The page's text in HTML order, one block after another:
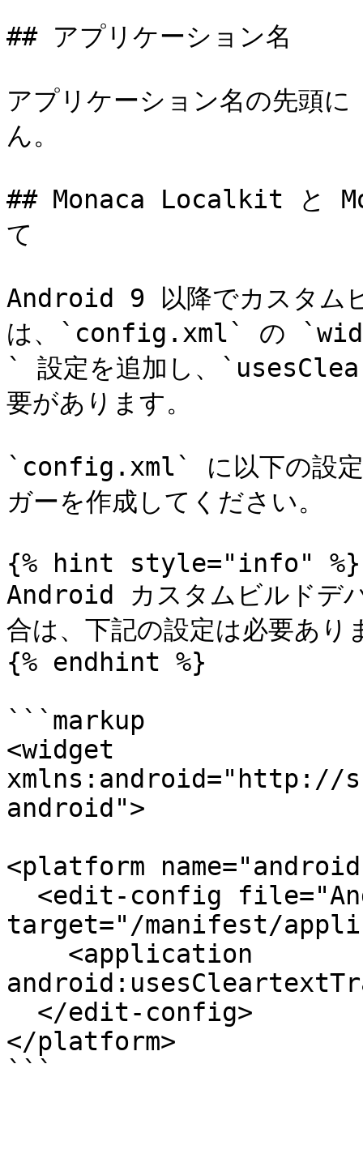
## アプリケーション名
アプリケーション名の先頭
ん。
## Monaca Localkit と
て
Android 9 以降でカスタム
は、`config.xml` の
` 設定を追加し、
要があります。
`config.xml` に以下の設定
ガーを作成してください。
{% hint style="info" %}
Android カスタムビルドデ
合は、下記の設定は必要あり
{% endhint %}
```markup
<widget
xmlns:android="http://
android">
<platform
target="/manifest/
</platform>